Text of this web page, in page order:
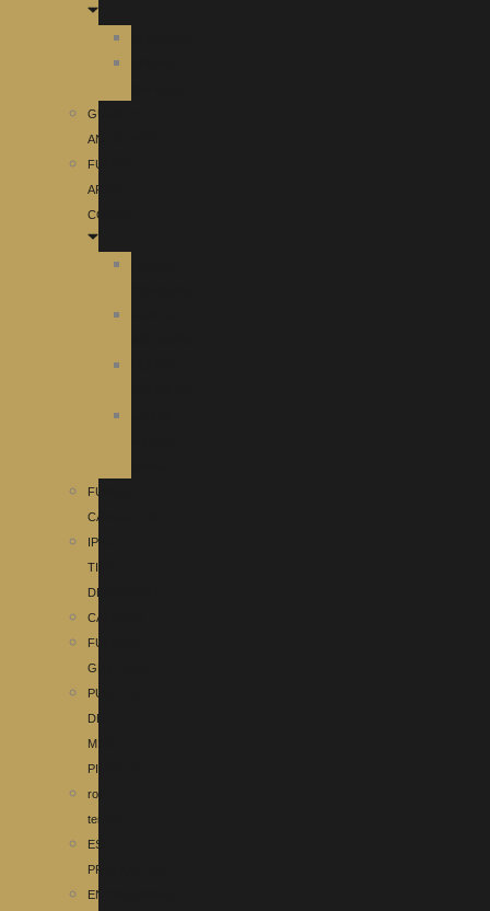
GUANTES
ANTICORTE
FUNDAS
ARMA
CORTA
FUNDAS
CARGADOR
IPSC,
TIRO
DEPORTIVO
CALZADO
FUNDAS
GRILLETES
PUNTOS
DE
MIRA
PISTOLAS
ropa
termica
ESP
PRODUCTOS
ENTRENAMIENTO